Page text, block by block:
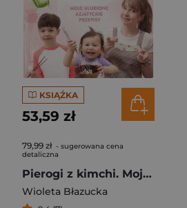
KSIĄŻKA
53,59 zł
79,99 zł - sugerowana cena
detaliczna
Pierogi z kimchi. Moje ulubione azjatyckie przepisy
Wioleta Błazucka